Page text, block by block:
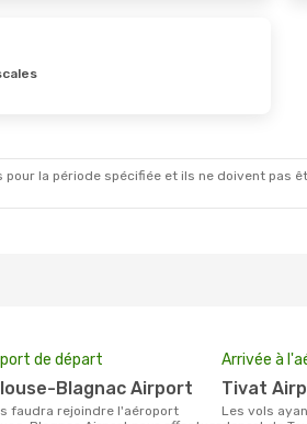
Turkish Airlines
TIV- TLS
la période spécifiée et ils ne doivent pas
de départ
Blagnac Airport
Arrivée à
Tivat
Les vols ayant pour destination Tivat au